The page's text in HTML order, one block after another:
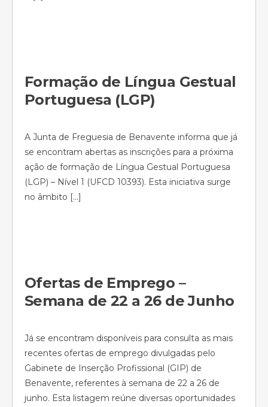
Formação de Língua Gestual
Portuguesa (LGP)
A Junta de Freguesia de Benavente informa que já
se encontram abertas as inscrições para a próxima
ação de formação de Língua Gestual Portuguesa
(LGP) – Nível 1 (UFCD 10393). Esta iniciativa surge
no âmbito […]
Ofertas de Emprego –
Semana de 22 a 26 de Junho
Já se encontram disponíveis para consulta as mais
recentes ofertas de emprego divulgadas pelo
Gabinete de Inserção Profissional (GIP) de
Benavente, referentes à semana de 22 a 26 de
junho. Esta listagem reúne diversas oportunidades